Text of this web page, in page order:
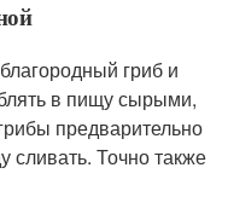
гриб и
в пищу сырыми,
предварительно
сливать. Точно также